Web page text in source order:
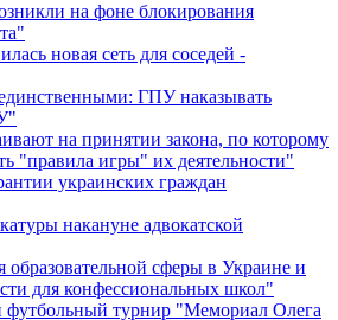
на фоне блокирования
новая сеть для соседей -
ГПУ наказывать
на принятии закона, по которому
"правила игры" их деятельности"
украинских граждан
накануне адвокатской
образовательной сферы в Украине и
для конфессиональных школ"
турнир "Мемориал Олега